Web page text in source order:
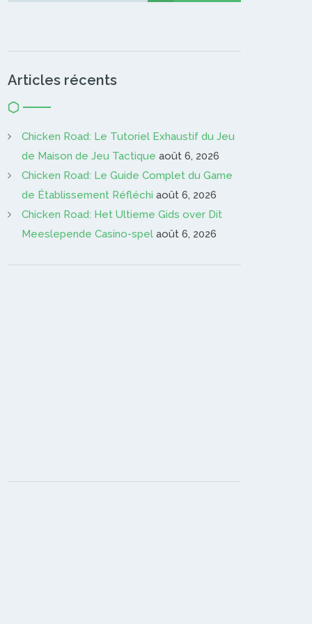
Articles récents
Chicken Road: Le Tutoriel Exhaustif du Jeu
de Maison de Jeu Tactique août 6, 2026
Chicken Road: Le Guide Complet du Game
de Établissement Réfléchi août 6, 2026
Chicken Road: Het Ultieme Gids over Dit
Meeslepende Casino-spel août 6, 2026